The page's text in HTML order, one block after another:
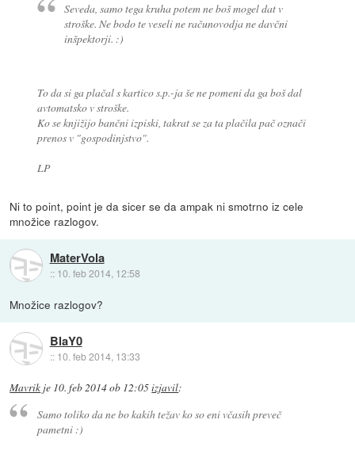
Seveda, samo tega kruha potem ne boš mogel dat v
stroške. Ne bodo te veseli ne računovodja ne davčni
inšpektorji. :)
To da si ga plačal s kartico s.p.-ja še ne pomeni da ga boš dal
avtomatsko v stroške.
Ko se knjižijo bančni izpiski, takrat se za ta plačila pač označi
prenos v "gospodinjstvo".
LP
Ni to point, point je da sicer se da ampak ni smotrno iz cele
množice razlogov.
MaterVola
:: 10. feb 2014, 12:58
Množice razlogov?
BlaY0
:: 10. feb 2014, 13:33
Mavrik je 10. feb 2014 ob 12:05izjavil:
Samo toliko da ne bo kakih težav ko so eni včasih preveč
pametni :)